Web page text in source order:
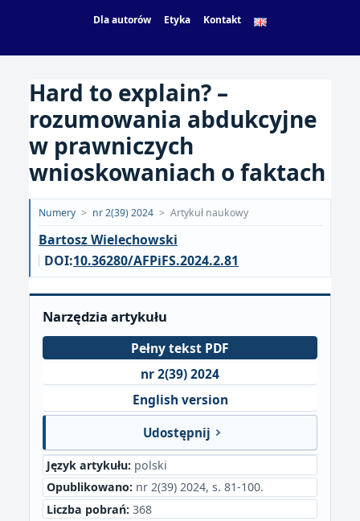
Dla autorów Etyka Kontakt
Hard to explain? –
rozumowania abdukcyjne
w prawniczych
wnioskowaniach o faktach
Opublikowano:
2024-
08-
28
Numery > nr 2(39) 2024 > Artykuł naukowy
Bartosz Wielechowski
DOI:10.36280/AFPiFS.2024.2.81
Narzędzia artykułu
Pełny tekst PDF
nr 2(39) 2024
English version
Udostępnij
Język artykułu: polski
Opublikowano: nr 2(39) 2024, s. 81-100.
Liczba pobrań: 368